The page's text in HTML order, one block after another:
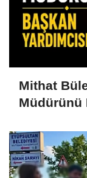
Mithat
Müdürünü